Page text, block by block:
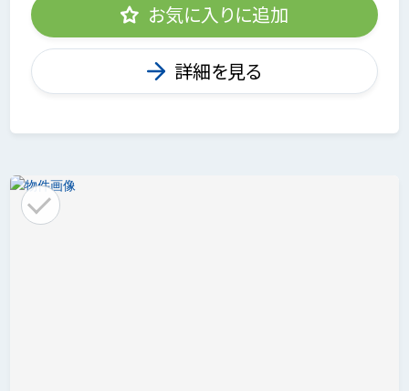
お気に入りに追加
詳細を見る